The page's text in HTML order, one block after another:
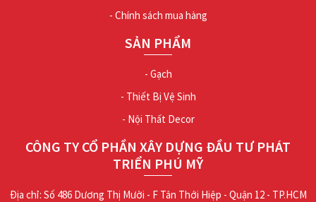
- Chính sách mua hàng
SẢN PHẨM
- Gạch
- Thiết Bị Vệ Sinh
- Nội Thất Decor
CÔNG TY CỔ PHẦN XÂY DỰNG ĐẦU TƯ PHÁT
TRIỂN PHÚ MỸ
Địa chỉ: Số 486 Dương Thị Mười - F Tân Thới Hiệp - Quận 12 - TP.HCM